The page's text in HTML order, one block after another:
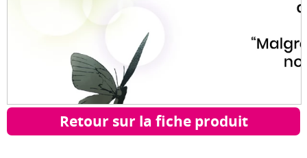
Retour sur la fiche produit